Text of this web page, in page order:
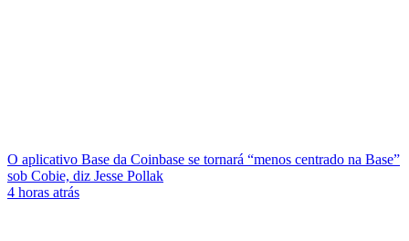
O aplicativo Base da Coinbase se tornará “menos centrado na Base”
sob Cobie, diz Jesse Pollak
4 horas atrás